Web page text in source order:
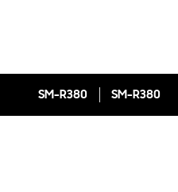
SM-R380
SM-R380